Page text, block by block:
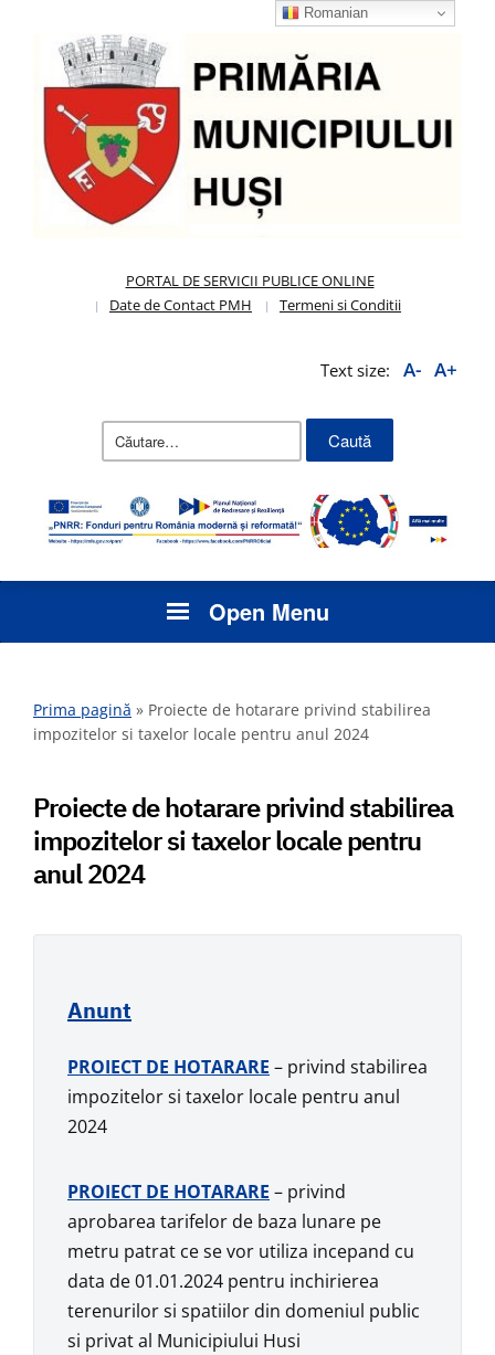
PORTAL DE SERVICII PUBLICE ONLINE
Date de Contact PMH
Termeni si Conditii
Text size: A- A+
Caută
Open Menu
Prima pagină » Proiecte de hotarare privind stabilirea
impozitelor si taxelor locale pentru anul 2024
Proiecte de hotarare privind stabilirea
impozitelor si taxelor locale pentru
anul 2024
Anunt
PROIECT DE HOTARARE – privind stabilirea
impozitelor si taxelor locale pentru anul
2024
PROIECT DE HOTARARE – privind
aprobarea tarifelor de baza lunare pe
metru patrat ce se vor utiliza incepand cu
data de 01.01.2024 pentru inchirierea
terenurilor si spatiilor din domeniul public
si privat al Municipiului Husi
Romanian